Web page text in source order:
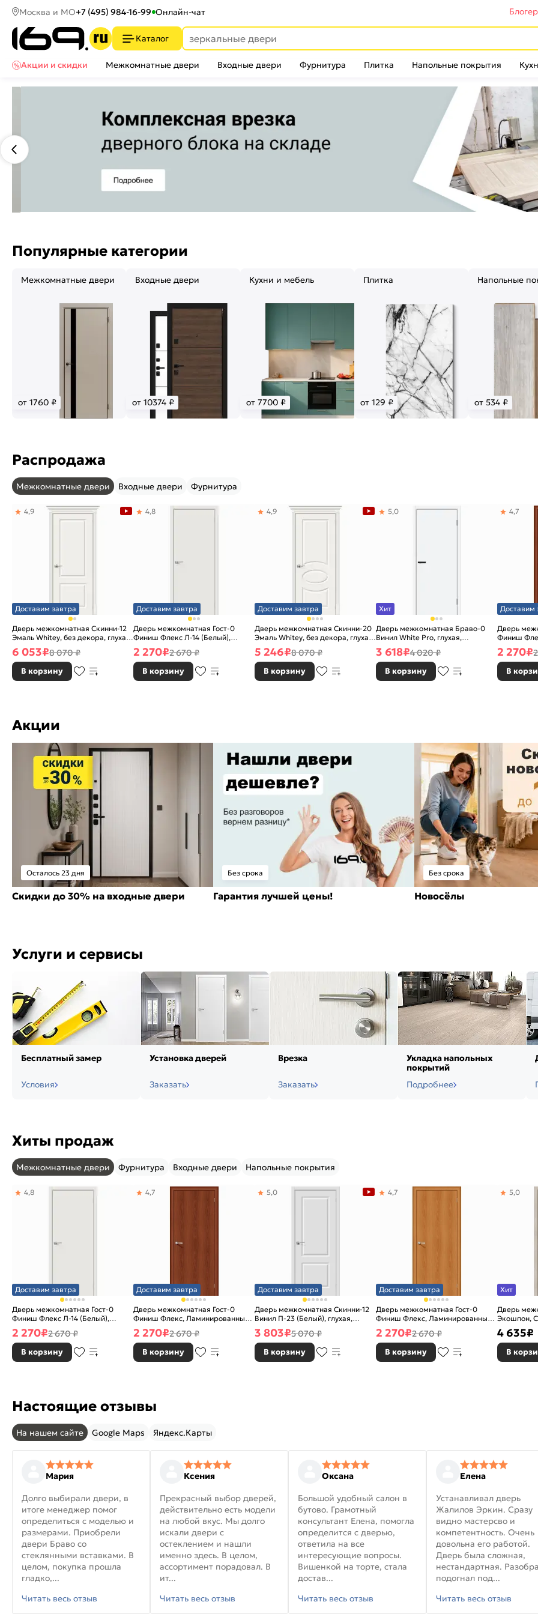
Москва и МО+7 (495) 984-16-99 Онлайн-чат
Каталог
Акции и скидки
Межкомнатные двери Входные двери Фурнитура Плитка Напольные покрытия
Популярные категории
Межкомнатные двери
от 1760 ₽
Входные двери
от 10374 ₽
Кухни и мебель
от 7700 ₽
Плитка
от 129 ₽
Напольные
от 534 ₽
Распродажа
Межкомнатные двери Входные двери Фурнитура
Доставим завтра
Дверь межкомнатная Скинни-12
Эмаль Whitey, без декора, глухая,
без стекла, без кромки, скиновая
4,9
6 053₽8 070 ₽
В корзину
Доставим завтра
Дверь межкомнатная Гост-0
Финиш Флекс Л-14 (Белый),
глухая, каркасно-щитовая
4,8
2 270₽2 670 ₽
В корзину
Доставим завтра
Дверь межкомнатная Скинни-20
Эмаль Whitey, без декора, глухая,
без стекла, без кромки, скиновая
4,9
5 246₽8 070 ₽
В корзину
Хит
Дверь межкомнатная Браво-0
Винил White Pro, глухая,
каркасно-щитовая
5,0
3 618₽4 020 ₽
В корзину
Доставим
Дверь
Финиш
Л-11
каркасно-
4,7
2 270₽
В
Акции
Осталось 23 дня
Скидки до 30% на входные двери
Без срока
Гарантия лучшей цены!
Без срока
Новосёлы
Услуги и сервисы
Бесплатный замер
Условия
Установка дверей
Заказать
Врезка
Заказать
Укладка напольных
покрытий
Подробнее
Хиты продаж
Межкомнатные двери Фурнитура Входные двери Напольные покрытия
Доставим завтра
Дверь межкомнатная Гост-0
Финиш Флекс Л-14 (Белый),
глухая, каркасно-щитовая
4,8
2 270₽2 670 ₽
В корзину
Доставим завтра
Дверь межкомнатная Гост-0
Финиш Флекс, Ламинированные
Л-11 (ИталОрех), глухая,
каркасно-щитовая
4,7
2 270₽2 670 ₽
В корзину
Доставим завтра
Дверь межкомнатная Скинни-12
Винил П-23 (Белый), глухая,
скиновая
5,0
3 803₽5 070 ₽
В корзину
Доставим завтра
Дверь межкомнатная Гост-0
Финиш Флекс, Ламинированные
Л-12 (МиланОрех), глухая,
каркасно-щитовая
4,7
2 270₽2 670 ₽
В корзину
Хит
Дверь
Экошпон,
5,0
4 635₽
В
Настоящие отзывы
На нашем сайте Google Maps Яндекс.Карты
Мария
Долго выбирали двери, в
итоге менеджер помог
определиться с моделью и
размерами. Приобрели
двери Браво со
стеклянными вставками. В
целом, покупка прошла
гладко,...
Читать весь отзыв
Ксения
Прекрасный выбор дверей,
действительно есть модели
на любой вкус. Мы долго
искали двери с
остеклением и нашли
именно здесь. В целом,
ассортимент порадовал. В
ит...
Читать весь отзыв
Оксана
Большой удобный салон в
бутово. Грамотный
консультант Елена, помогла
определится с дверью,
ответила на все
интересующие вопросы.
Вишенкой на торте, стала
достав...
Читать весь отзыв
Елена
Устанавливал дверь
Жалилов Эркин. Сразу
видно мастерсво и
компетентность. Очень
довольна его работой.
Дверь была сложная,
нестандартная.
подогнал под...
Читать весь отзыв